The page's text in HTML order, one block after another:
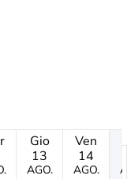
Gio
13
AGO.
Ven
14
AGO.